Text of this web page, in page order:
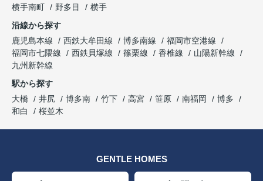
横手南町
野多目
横手
沿線から探す
鹿児島本線
西鉄大牟田線 博多南線
福岡市空港線
福岡市七隈線
西鉄貝塚線 篠栗線 香椎線
山陽新幹線
九州新幹線
駅から探す
大橋
井尻 博多南 竹下 高宮 笹原 南福岡
博多
和白
桜並木
GENTLE HOMES